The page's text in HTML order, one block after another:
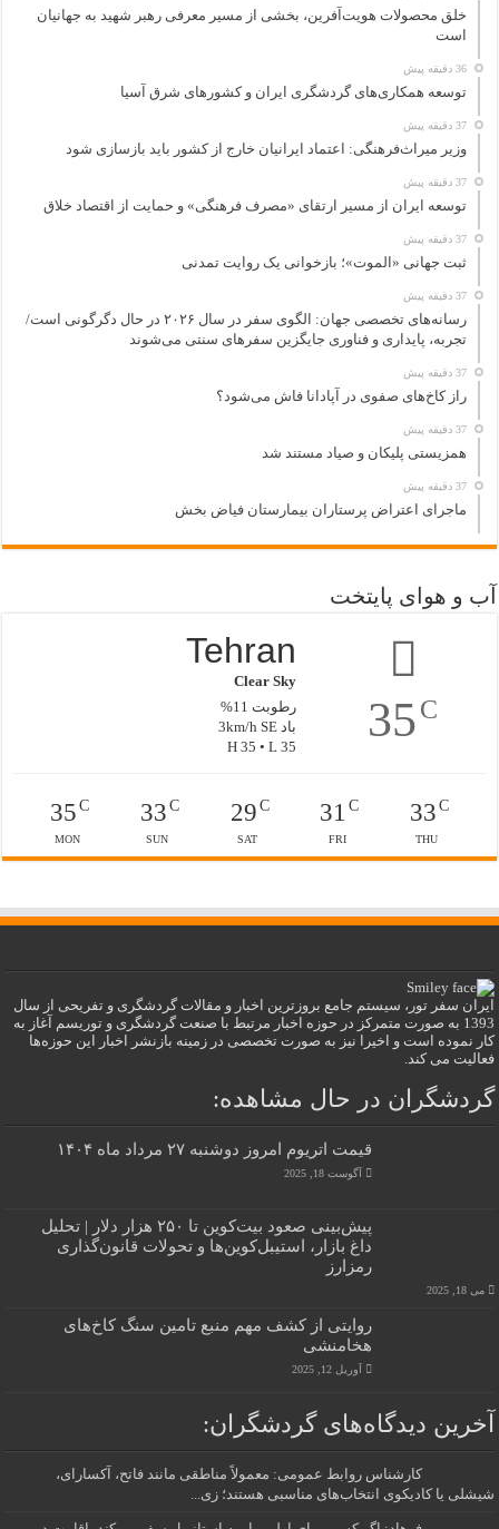
خلق محصولات هویت‌آفرین، بخشی از مسیر معرفی رهبر شهید به جهانیان
است
36 دقیقه پیش
توسعه همکاری‌های گردشگری ایران و کشورهای شرق آسیا
37 دقیقه پیش
وزیر میراث‌فرهنگی: اعتماد ایرانیان خارج از کشور باید بازسازی شود
37 دقیقه پیش
توسعه ایران از مسیر ارتقای «مصرف فرهنگی» و حمایت از اقتصاد خلاق
37 دقیقه پیش
ثبت جهانی «الموت»؛ بازخوانی یک روایت تمدنی
37 دقیقه پیش
رسانه‌های تخصصی جهان: الگوی سفر در سال ۲۰۲۶ در حال دگرگونی است/
تجربه، پایداری و فناوری جایگزین سفرهای سنتی می‌شوند
37 دقیقه پیش
راز کاخ‌های صفوی در آپادانا فاش می‌شود؟
37 دقیقه پیش
همزیستی پلیکان و صیاد مستند شد
37 دقیقه پیش
ماجرای اعتراض پرستاران بیمارستان فیاض بخش
آب و هوای پایتخت
35C
Tehran
Clear Sky
رطوبت 11%
باد 3km/h SE
H 35 • L 35
33C
THU
31 C
FRI
29C
SAT
33C
SUN
35C
MON
ایران سفر تور، سیستم جامع بروزترین اخبار و مقالات گردشگری و تفریحی از سال
1393 به صورت متمرکز در حوزه اخبار مرتبط با صنعت گردشگری و توریسم آغاز به
کار نموده است و اخیرا نیز به صورت تخصصی در زمینه بازنشر اخبار این حوزه‌ها
فعالیت می کند.
گردشگران در حال مشاهده:
قیمت اتریوم امروز دوشنبه ۲۷ مرداد ماه ۱۴۰۴
آگوست 18, 2025
پیش‌بینی صعود بیت‌کوین تا ۲۵۰ هزار دلار | تحلیل
داغ بازار، استیبل‌کوین‌ها و تحولات قانون‌گذاری
رمزارز
می 18, 2025
روایتی از کشف مهم منبع تامین سنگ کاخ‌های
هخامنشی
آوریل 12, 2025
آخرین دیدگاه‌های گردشگران:
کارشناس روابط عمومی: معمولاً مناطقی مانند فاتح، آکسارای،
شیشلی یا کادیکوی انتخاب‌های مناسبی هستند؛ زی...